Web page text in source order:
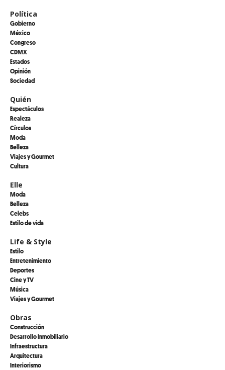
Política
Gobierno
México
Congreso
CDMX
Estados
Opinión
Sociedad
Quién
Espectáculos
Realeza
Círculos
Moda
Belleza
Viajes y Gourmet
Cultura
Elle
Moda
Belleza
Celebs
Estilo de vida
Life & Style
Estilo
Entretenimiento
Deportes
Cine y TV
Música
Viajes y Gourmet
Obras
Construcción
Desarrollo Inmobiliario
Infraestructura
Arquitectura
Interiorismo